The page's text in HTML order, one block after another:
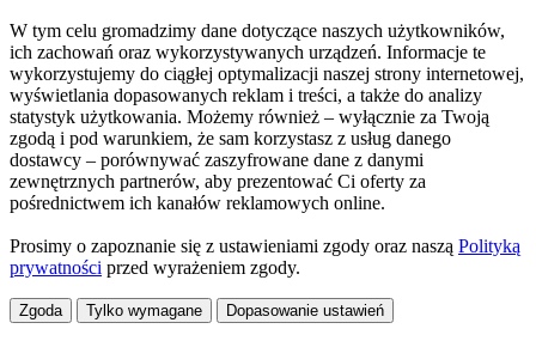
W tym celu gromadzimy dane dotyczące naszych użytkowników,
ich zachowań oraz wykorzystywanych urządzeń. Informacje te
wykorzystujemy do ciągłej optymalizacji naszej strony internetowej,
wyświetlania dopasowanych reklam i treści, a także do analizy
statystyk użytkowania. Możemy również – wyłącznie za Twoją
zgodą i pod warunkiem, że sam korzystasz z usług danego
dostawcy – porównywać zaszyfrowane dane z danymi
zewnętrznych partnerów, aby prezentować Ci oferty za
pośrednictwem ich kanałów reklamowych online.
Prosimy o zapoznanie się z ustawieniami zgody oraz naszą Polityką
prywatności przed wyrażeniem zgody.
Zgoda Tylko wymagane Dopasowanie ustawień